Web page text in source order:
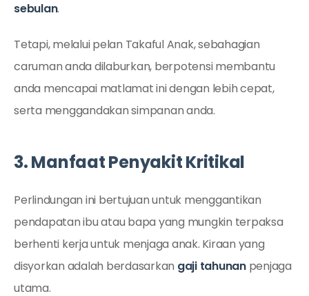
sebulan.
Tetapi, melalui pelan Takaful Anak, sebahagian
caruman anda dilaburkan, berpotensi membantu
anda mencapai matlamat ini dengan lebih cepat,
serta menggandakan simpanan anda.
3. Manfaat Penyakit Kritikal
Perlindungan ini bertujuan untuk menggantikan
pendapatan ibu atau bapa yang mungkin terpaksa
berhenti kerja untuk menjaga anak. Kiraan yang
disyorkan adalah berdasarkan gaji tahunanpenjaga
utama.